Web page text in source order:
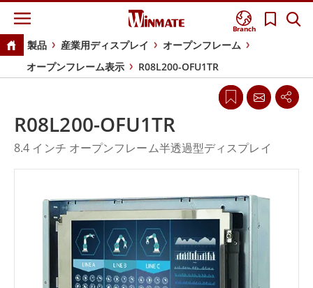
Branch
製品 産業用ディスプレイ
オープンフレーム
オープンフレーム表示
R08L200-OFU1TR
R08L200-OFU1TR
8.4 インチ オープンフレーム半透過型ディスプレイ